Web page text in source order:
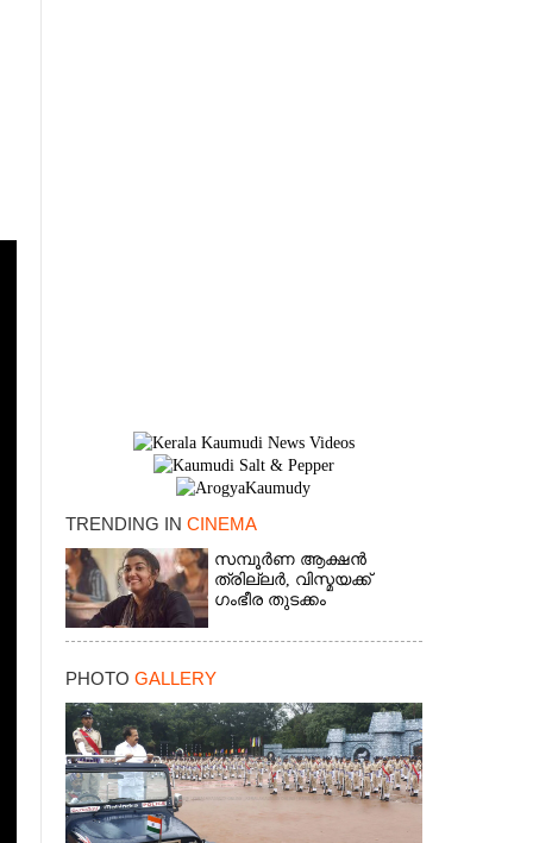
TRENDING IN CINEMA
സമ്പൂർണ ആക്ഷൻ
ത്രില്ലർ,​ വിസ്മയക്ക്
ഗംഭീര തുടക്കം
PHOTO GALLERY